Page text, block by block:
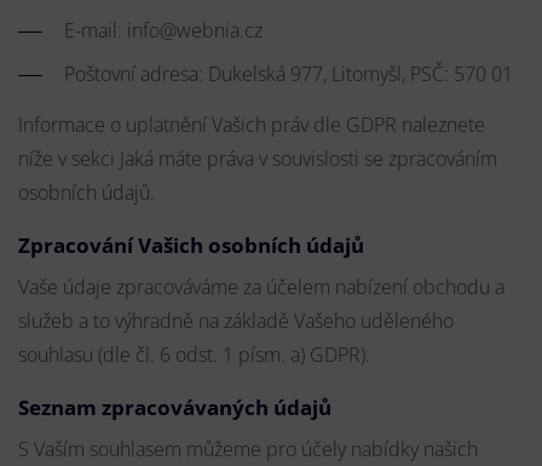
E-mail: info@webnia.cz
Poštovní adresa: Dukelská 977, Litomyšl, PSČ: 570 01
Informace o uplatnění Vašich práv dle GDPR naleznete
níže v sekci Jaká máte práva v souvislosti se zpracováním
osobních údajů.
Zpracování Vašich osobních údajů
Vaše údaje zpracováváme za účelem nabízení obchodu a
služeb a to výhradně na základě Vašeho uděleného
souhlasu (dle čl. 6 odst. 1 písm. a) GDPR).
Seznam zpracovávaných údajů
S Vaším souhlasem můžeme pro účely nabídky našich